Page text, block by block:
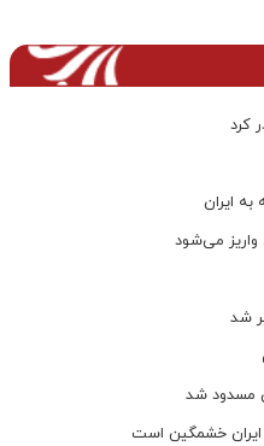
کرد
به ایران
واریز می‌شود
شد
مسدود شد
ایران خشمگین است